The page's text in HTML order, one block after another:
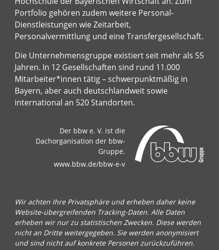
Portfolio gehören zudem weitere Personal-
Dienstleistungen wie Zeitarbeit,
Personalvermittlung und eine Transfergesellschaft.
Die Unternehmensgruppe existiert seit mehr als 55
Jahren. In 12 Gesellschaften sind rund 11.000
Mitarbeiter*innen tätig – schwerpunktmäßig in
Bayern, aber auch deutschlandweit sowie
international an 520 Standorten.
Der bbw e. V. ist die
Dachorganisation der bbw-
Gruppe.
www.bbw.de/bbw-e-v
Wir achten Ihre Privatsphäre und erheben daher keine
Website-übergreifenden Tracking-Daten. Alle Daten
erheben wir nur zu statistischen Zwecken. Diese werden
nicht an Dritte weitergegeben. Sie werden anonymisiert
und sind nicht auf konkrete Personen zurückzuführen.